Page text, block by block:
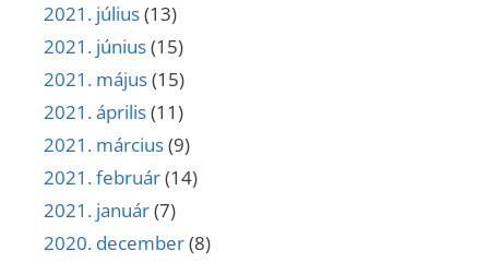
2021. július(13)
2021. június(15)
2021. május(15)
2021. április(11)
2021. március(9)
2021. február(14)
2021. január(7)
2020. december(8)